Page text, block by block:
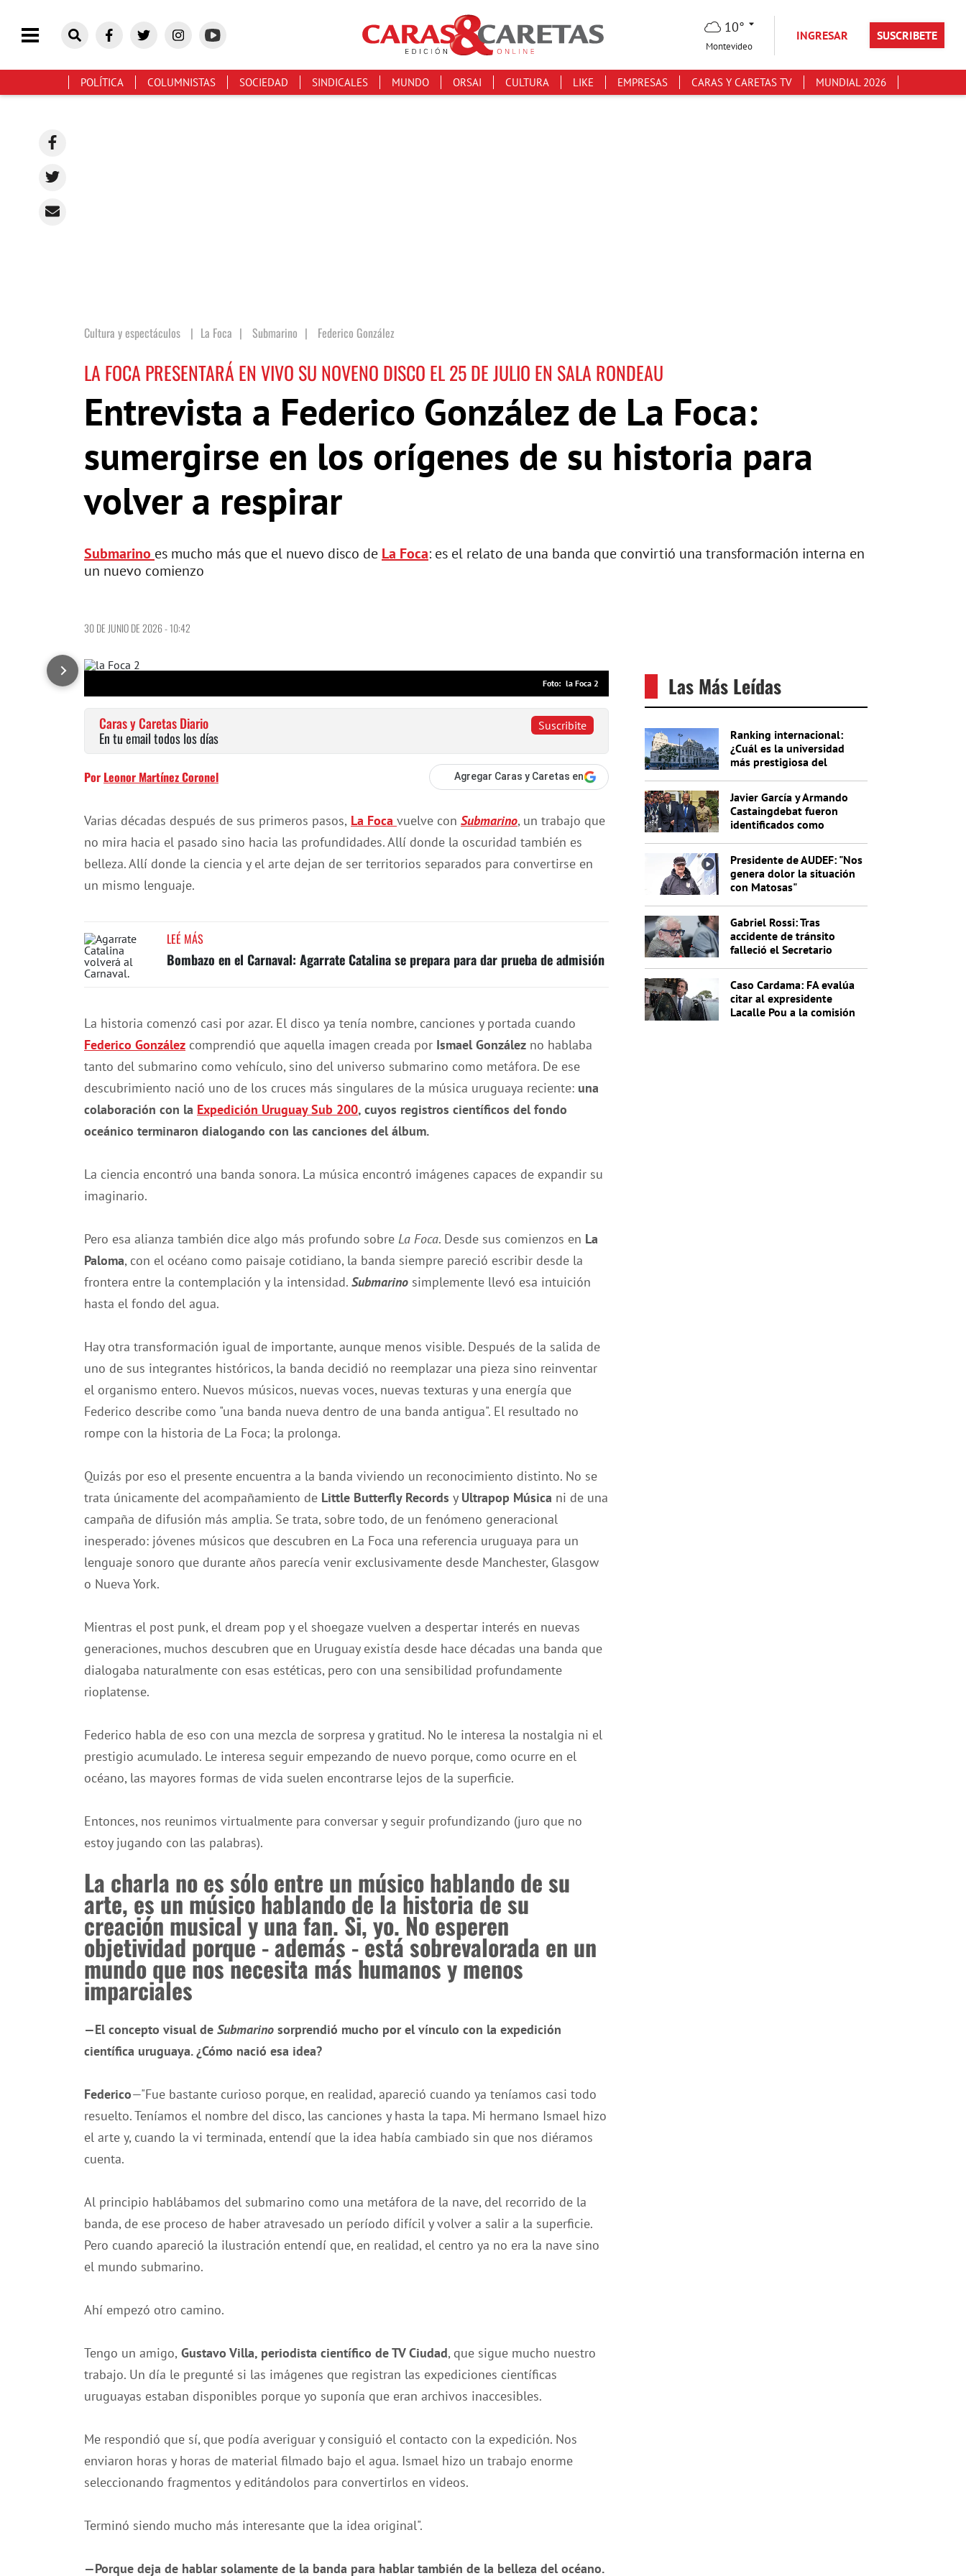
10°
Montevideo
INGRESAR SUSCRIBETE
POLÍTICA COLUMNISTAS SOCIEDAD SINDICALES MUNDO ORSAI CULTURA LIKE EMPRESAS CARAS Y CARETAS TV MUNDIAL 2026
Cultura y espectáculos La Foca | Submarino | Federico González
LA FOCA PRESENTARÁ EN VIVO SU NOVENO DISCO EL 25 DE JULIO EN SALA RONDEAU
Entrevista a Federico González de La Foca:
sumergirse en los orígenes de su historia para
volver a respirar
Submarino es mucho más que el nuevo disco de La Foca: es el relato de una banda que convirtió una transformación interna en
un nuevo comienzo
30 DE JUNIO DE 2026 - 10:42
la Foca 2
Suscribite
Caras y Caretas Diario
En tu email todos los días
Por Leonor Martínez Coronel Agregar Caras y Caretas en
Varias décadas después de sus primeros pasos, La Foca vuelve con Submarino, un trabajo que
no mira hacia el pasado sino hacia las profundidades. Allí donde la oscuridad también es
belleza. Allí donde la ciencia y el arte dejan de ser territorios separados para convertirse en
un mismo lenguaje.
LEÉ MÁS
Bombazo en el Carnaval: Agarrate Catalina se prepara para dar prueba de admisión
La historia comenzó casi por azar. El disco ya tenía nombre, canciones y portada cuando
Federico González comprendió que aquella imagen creada por Ismael González no hablaba
tanto del submarino como vehículo, sino del universo submarino como metáfora. De ese
descubrimiento nació uno de los cruces más singulares de la música uruguaya reciente: una
colaboración con la Expedición Uruguay Sub 200, cuyos registros científicos del fondo
oceánico terminaron dialogando con las canciones del álbum.
La ciencia encontró una banda sonora. La música encontró imágenes capaces de expandir su
imaginario.
Pero esa alianza también dice algo más profundo sobre La Foca. Desde sus comienzos en La
Paloma, con el océano como paisaje cotidiano, la banda siempre pareció escribir desde la
frontera entre la contemplación y la intensidad. Submarino simplemente llevó esa intuición
hasta el fondo del agua.
Hay otra transformación igual de importante, aunque menos visible. Después de la salida de
uno de sus integrantes históricos, la banda decidió no reemplazar una pieza sino reinventar
el organismo entero. Nuevos músicos, nuevas voces, nuevas texturas y una energía que
Federico describe como "una banda nueva dentro de una banda antigua". El resultado no
rompe con la historia de La Foca; la prolonga.
Quizás por eso el presente encuentra a la banda viviendo un reconocimiento distinto. No se
trata únicamente del acompañamiento de Little Butterfly Records y Ultrapop Música ni de una
campaña de difusión más amplia. Se trata, sobre todo, de un fenómeno generacional
inesperado: jóvenes músicos que descubren en La Foca una referencia uruguaya para un
lenguaje sonoro que durante años parecía venir exclusivamente desde Manchester, Glasgow
o Nueva York.
Mientras el post punk, el dream pop y el shoegaze vuelven a despertar interés en nuevas
generaciones, muchos descubren que en Uruguay existía desde hace décadas una banda que
dialogaba naturalmente con esas estéticas, pero con una sensibilidad profundamente
rioplatense.
Federico habla de eso con una mezcla de sorpresa y gratitud. No le interesa la nostalgia ni el
prestigio acumulado. Le interesa seguir empezando de nuevo porque, como ocurre en el
océano, las mayores formas de vida suelen encontrarse lejos de la superficie.
Entonces, nos reunimos virtualmente para conversar y seguir profundizando (juro que no
estoy jugando con las palabras).
La charla no es sólo entre un músico hablando de su
arte, es un músico hablando de la historia de su
creación musical y una fan. Si, yo. No esperen
objetividad porque - además - está sobrevalorada en un
mundo que nos necesita más humanos y menos
imparciales
—El concepto visual de Submarino sorprendió mucho por el vínculo con la expedición
científica uruguaya. ¿Cómo nació esa idea?
Federico—"Fue bastante curioso porque, en realidad, apareció cuando ya teníamos casi todo
resuelto. Teníamos el nombre del disco, las canciones y hasta la tapa. Mi hermano Ismael hizo
el arte y, cuando la vi terminada, entendí que la idea había cambiado sin que nos diéramos
cuenta.
Al principio hablábamos del submarino como una metáfora de la nave, del recorrido de la
banda, de ese proceso de haber atravesado un período difícil y volver a salir a la superficie.
Pero cuando apareció la ilustración entendí que, en realidad, el centro ya no era la nave sino
el mundo submarino.
Ahí empezó otro camino.
Tengo un amigo, Gustavo Villa, periodista científico de TV Ciudad, que sigue mucho nuestro
trabajo. Un día le pregunté si las imágenes que registran las expediciones científicas
uruguayas estaban disponibles porque yo suponía que eran archivos inaccesibles.
Me respondió que sí, que podía averiguar y consiguió el contacto con la expedición. Nos
enviaron horas y horas de material filmado bajo el agua. Ismael hizo un trabajo enorme
seleccionando fragmentos y editándolos para convertirlos en videos.
Terminó siendo mucho más interesante que la idea original".
—Porque deja de hablar solamente de la banda para hablar también de la belleza del océano.
Las Más Leídas
Ranking internacional:
¿Cuál es la universidad
más prestigiosa del
Javier García y Armando
Castaingdebat fueron
identificados como
Presidente de AUDEF: "Nos
genera dolor la situación
con Matosas"
Gabriel Rossi: Tras
accidente de tránsito
falleció el Secretario
Caso Cardama: FA evalúa
citar al expresidente
Lacalle Pou a la comisión